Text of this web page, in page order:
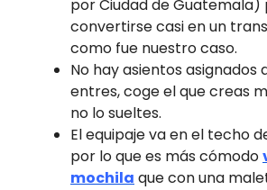
por Ciudad de Guatemala)
convertirse casi en un
como fue nuestro caso.
No hay asientos asignados
entres, coge el que creas
no lo sueltes.
El equipaje va en el techo
por lo que es más cómodo
mochila que con una